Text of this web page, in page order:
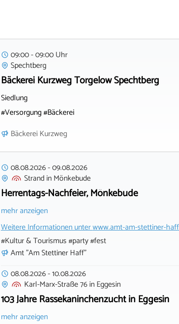
09:00 - 09:00 Uhr
Spechtberg
Bäckerei Kurzweg Torgelow Spechtberg
Siedlung
#Versorgung #Bäckerei
Bäckerei Kurzweg
08.08.2026-09.08.2026
StrandinMönkebude
Herrentags-Nachfeier, Mönkebude
mehr anzeigen
Weitere Informationen unterwww.amt-am-stettiner-
#Kultur & Tourismus #party #fest
Amt "Am Stettiner Haff"
08.08.2026-10.08.2026
Karl-Marx-Straße 76inEggesin
103 Jahre Rassekaninchenzucht in Eggesin
mehr anzeigen